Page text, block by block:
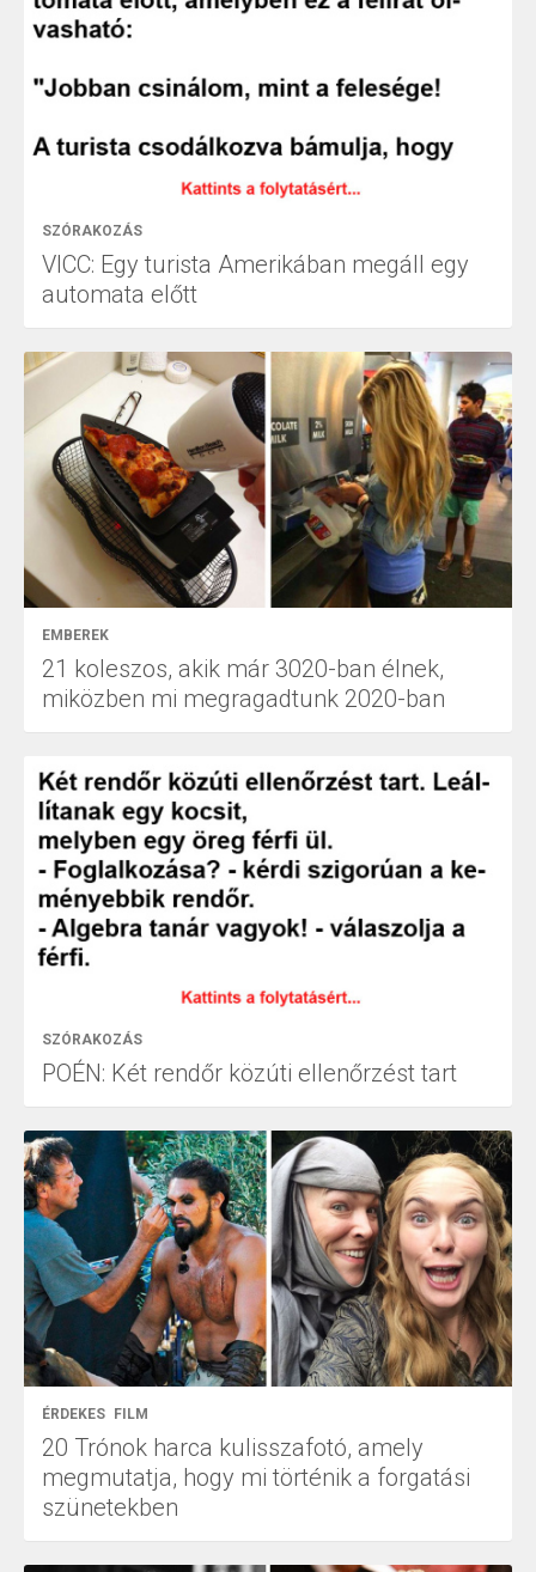
SZÓRAKOZÁS
VICC: Egy turista Amerikában megáll egy
automata előtt
EMBEREK
21 koleszos, akik már 3020-ban élnek,
miközben mi megragadtunk 2020-ban
SZÓRAKOZÁS
POÉN: Két rendőr közúti ellenőrzést tart
ÉRDEKES FILM
20 Trónok harca kulisszafotó, amely
megmutatja, hogy mi történik a forgatási
szünetekben